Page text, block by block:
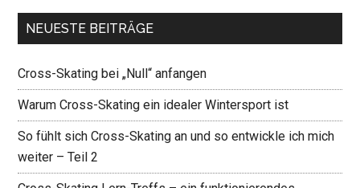
NEUESTE BEITRÄGE
Cross-Skating bei „Null“ anfangen
Warum Cross-Skating ein idealer Wintersport ist
So fühlt sich Cross-Skating an und so entwickle ich mich
weiter – Teil 2